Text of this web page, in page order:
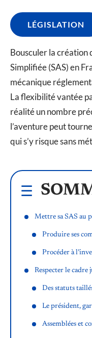
LÉGISLATION
Bousculer la création
Simplifiée (SAS) en
mécanique
La flexibilité vantée
réalité un nombre
l’aventure peut
qui s’y risque sans
Mettre sa SAS au
Produire ses
Procéder à
Respecter le
Des statuts
Le président,
Assemblées et